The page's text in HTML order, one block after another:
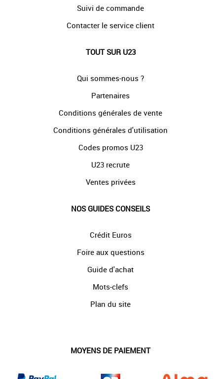
Suivi de commande
Contacter le service client
TOUT SUR U23
Qui sommes-nous ?
Partenaires
Conditions générales de vente
Conditions générales d'utilisation
Codes promos U23
U23 recrute
Ventes privées
NOS GUIDES CONSEILS
Crédit Euros
Foire aux questions
Guide d'achat
Mots-clefs
Plan du site
MOYENS DE PAIEMENT